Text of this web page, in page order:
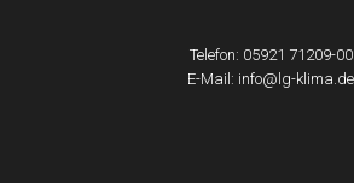
Telefon: 05921 71209-00
E-Mail: info@lg-klima.de